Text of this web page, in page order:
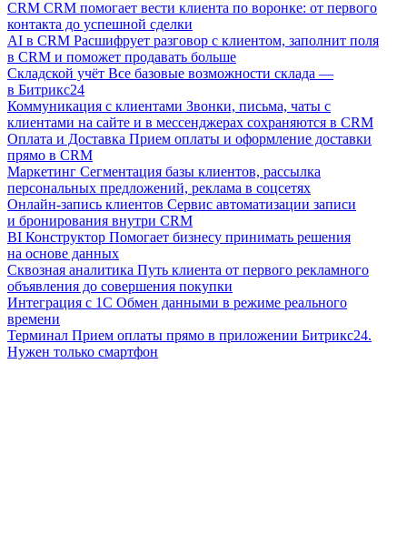
CRM CRM помогает вести клиента по воронке: от первого
контакта до успешной сделки
AI в CRM Расшифрует разговор с клиентом, заполнит поля
в CRM и поможет продавать больше
Складской учёт Все базовые возможности склада —
в Битрикс24
Коммуникация с клиентами Звонки, письма, чаты с
клиентами на сайте и в мессенджерах сохраняются в CRM
Оплата и Доставка Прием оплаты и оформление доставки
прямо в CRM
Маркетинг Сегментация базы клиентов, рассылка
персональных предложений, реклама в соцсетях
Онлайн-запись клиентов Сервис автоматизации записи
и бронирования внутри CRM
BI Конструктор Помогает бизнесу принимать решения
на основе данных
Сквозная аналитика Путь клиента от первого рекламного
объявления до совершения покупки
Интеграция с 1С Обмен данными в режиме реального
времени
Терминал Прием оплаты прямо в приложении Битрикс24.
Нужен только смартфон